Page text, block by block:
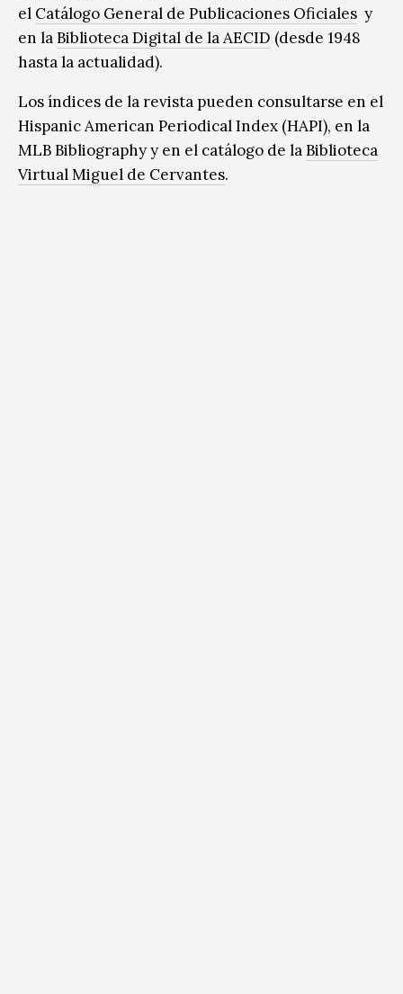
el Catálogo General de Publicaciones Oficiales y
en laBiblioteca Digital de la AECID (desde 1948
hasta la actualidad).
Los índices de la revista pueden consultarse en el
Hispanic American Periodical Index (HAPI), en la
MLB Bibliography y en el catálogo de laBiblioteca
Virtual Miguel de Cervantes.